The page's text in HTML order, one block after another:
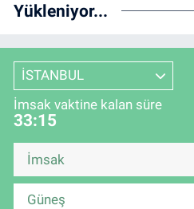
Yükleniyor...
İSTANBUL
İmsak vaktine kalan süre
33:14
İmsak
Güneş